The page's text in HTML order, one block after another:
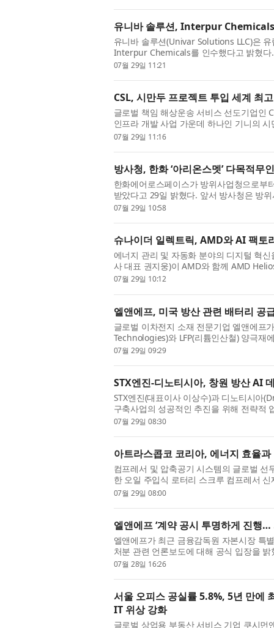
유니바 솔루션, Interpur Chemicals
유니바 솔루션(Univar Solutions LLC)은
Interpur Chemicals를 인수했다고 밝혔
Specialties 사업부 내 Performance
07월 29일 11:21
CSL, 시만두 프로젝트 투입 세계 최
글로벌 책임 해상운송 서비스 선도기업인
인프라 개발 사업 가운데 하나인 기니의
셔틀선(Transhipment Shuttle Vessel,
07월 29일 11:16
방사청, 한화 ‘아리온스멧’ 다목적무
한화에어로스페이스가 방위사업청으로부
받았다고 29일 밝혔다. 앞서 방사청은 방
리온스멧(Arion-SMET)’을 군 다목적무인
07월 29일 10:58
슈나이더 일렉트릭, AMD와 AI 팩토
에너지 관리 및 자동화 분야의 디지털 혁
사 대표 권지웅)이 AMD와 함께 AMD
증을 완료했다고 밝혔다. 이번 레퍼런스
07월 29일 10:12
엘앤에프, 미국 방산 관련 배터리 공
글로벌 이차전지 소재 전문기업 엘앤에프
Technologies)와 LFP(리튬인산철) 양극재
은 미국을 중심으로 배터리 소재의 원산지
07월 29일 09:29
STX엔진-디노티시아, 창원 방산 AI
STX엔진(대표이사 이상수)과 디노티시아
구축사업의 성공적인 추진을 위해 전략적
업 분야의 인공지능(AI) 활용 확대와 데이
07월 29일 08:30
아트라스콥코 코리아, 에너지 효율과
컴프레서 및 압축공기 시스템의 글로벌
한 오일 주입식 로터리 스크루 컴프레서 신
은 VSD의 에너지 절감 이점을 유지하면서
07월 29일 08:00
엘앤에프 ‘계약 공시 투명하게 진행
엘앤에프가 최근 금융감독원 자본시장 특
처분 관련 언론보도에 대해 공식 입장을
사와의 하이니켈 양극재 공급계약 관련 감
07월 28일 16:26
서울 오피스 공실률 5.8%, 5년 만에
IT 위상 강화
글로벌 상업용 부동산 서비스 기업 쿠시먼